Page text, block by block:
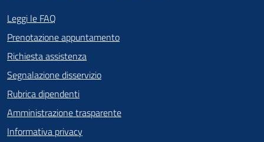
Leggi le FAQ
Prenotazione appuntamento
Richiesta assistenza
Segnalazione disservizio
Rubrica dipendenti
Amministrazione trasparente
Informativa privacy